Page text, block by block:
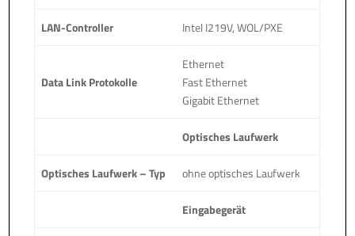
LAN-Controller Intel I219V, WOL/PXE
Data Link Protokolle
Ethernet
Fast Ethernet
Gigabit Ethernet
Optisches Laufwerk
Optisches Laufwerk – Typ ohne optisches Laufwerk
Eingabegerät